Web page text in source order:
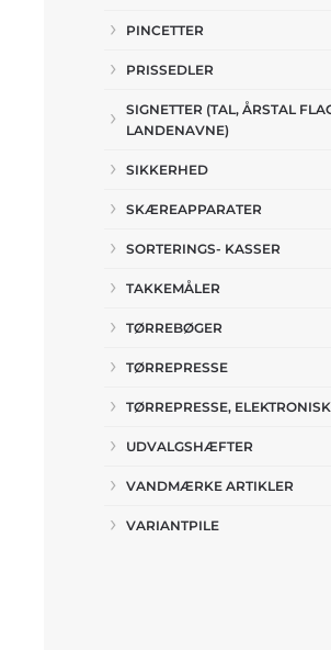
PINCETTER
PRISSEDLER
SIGNETTER (TAL, ÅRSTAL
LANDENAVNE)
SIKKERHED
SKÆREAPPARATER
SORTERINGS- KASSER
TAKKEMÅLER
TØRREBØGER
TØRREPRESSE
TØRREPRESSE, ELEKTRONISK
UDVALGSHÆFTER
VANDMÆRKE ARTIKLER
VARIANTPILE